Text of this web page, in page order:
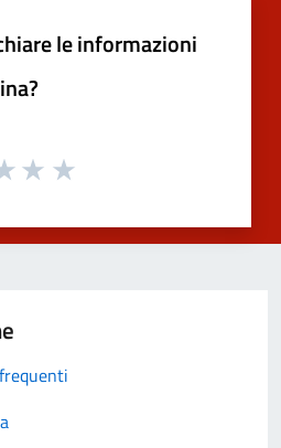
le informazioni